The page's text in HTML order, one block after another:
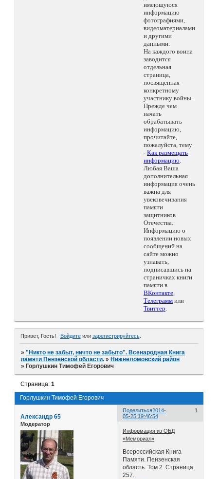
имеющуюся
информацию
фотографиями,
видеоматериалами
и другими
данными.
На каждого воина
заводится
отдельная
страница,
посвященная
конкретному
участнику войны.
Прежде чем
начать
обрабатывать
информацию,
прочитайте,
пожалуйста, тему
- Как размещать
информацию.
Любая Ваша
дополнительная
информация очень
важна для
увековечивания
памяти
защитников
Отечества.
Информацию о
появлении новых
сообщений на
сайте можно
узнавать,
подписавшись на
страничках книги
памяти в
ВКонтакте,
Телеграмм или
Твиттер.
Привет, Гость! Войдитеили зарегистрируйтесь.
»"Никто не забыт, ничто не забыто". Всенародная Книга
памяти Пензенской области. » Нижнеломовский район
» Горлушкин Тимофей Егорович
Горлушкин Тимофей Егорович
Страница:1
Поделиться 1
2014-
05-25 19:46:54
Александр 65
Модератор
Информация из ОБД
«Мемориал»
Всероссийская Книга
Памяти. Пензенская
область. Том 2. Страница
257.